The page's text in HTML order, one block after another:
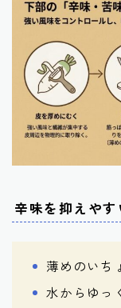
辛味を抑えやす
薄めのいち
水からゆっ